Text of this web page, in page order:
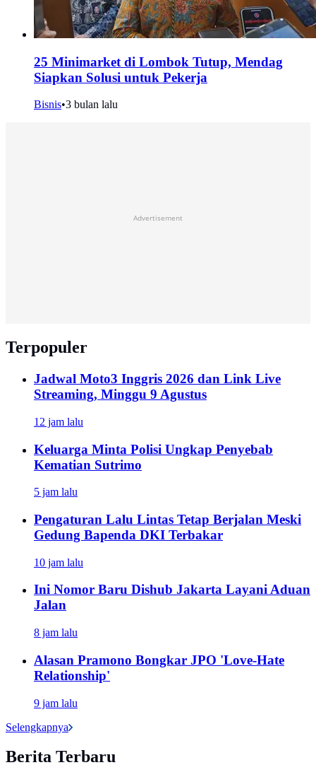
25 Minimarket di Lombok Tutup, Mendag
Siapkan Solusi untuk Pekerja
Bisnis•3 bulan lalu
Advertisement
Terpopuler
Jadwal Moto3 Inggris 2026 dan Link Live
Streaming, Minggu 9 Agustus
12 jam lalu
Keluarga Minta Polisi Ungkap Penyebab
Kematian Sutrimo
5 jam lalu
Pengaturan Lalu Lintas Tetap Berjalan Meski
Gedung Bapenda DKI Terbakar
10 jam lalu
Ini Nomor Baru Dishub Jakarta Layani Aduan
Jalan
8 jam lalu
Alasan Pramono Bongkar JPO 'Love-Hate
Relationship'
9 jam lalu
Selengkapnya
Berita Terbaru